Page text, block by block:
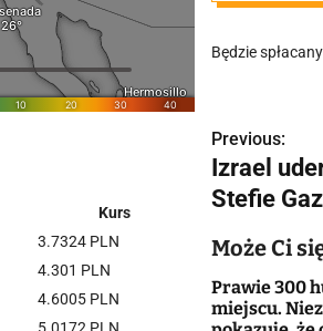
Będzie
N
a
w
i
g
Previous:
Izrael
Stefie
Może Ci
Prawie 300
miejscu.
Kurs
3.7324 PLN
4.301 PLN
4.6005 PLN